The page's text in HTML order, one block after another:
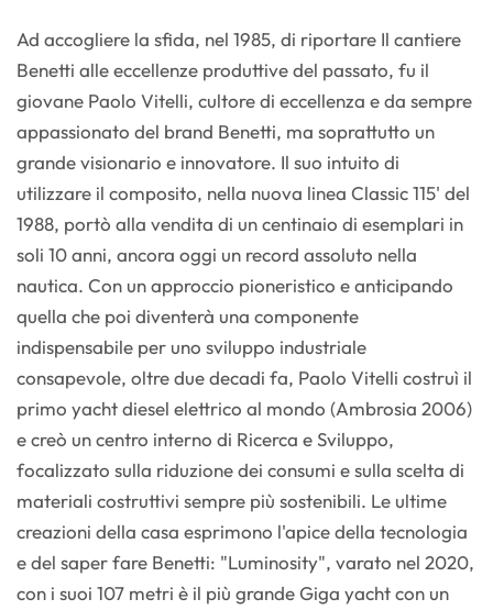
Ad accogliere la sfida, nel 1985, di riportare Il cantiere
Benetti alle eccellenze produttive del passato, fu il
giovane Paolo Vitelli, cultore di eccellenza e da sempre
appassionato del brand Benetti, ma soprattutto un
grande visionario e innovatore. Il suo intuito di
utilizzare il composito, nella nuova linea Classic 115' del
1988, portò alla vendita di un centinaio di esemplari in
soli 10 anni, ancora oggi un record assoluto nella
nautica. Con un approccio pioneristico e anticipando
quella che poi diventerà una componente
indispensabile per uno sviluppo industriale
consapevole, oltre due decadi fa, Paolo Vitelli costruì il
primo yacht diesel elettrico al mondo (Ambrosia 2006)
e creò un centro interno di Ricerca e Sviluppo,
focalizzato sulla riduzione dei consumi e sulla scelta di
materiali costruttivi sempre più sostenibili. Le ultime
creazioni della casa esprimono l'apice della tecnologia
e del saper fare Benetti: "Luminosity", varato nel 2020,
con i suoi 107 metri è il più grande Giga yacht con un